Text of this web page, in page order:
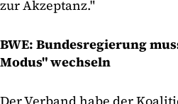
zur Akzeptanz."
BWE: Bundesregierung
Modus" wechseln